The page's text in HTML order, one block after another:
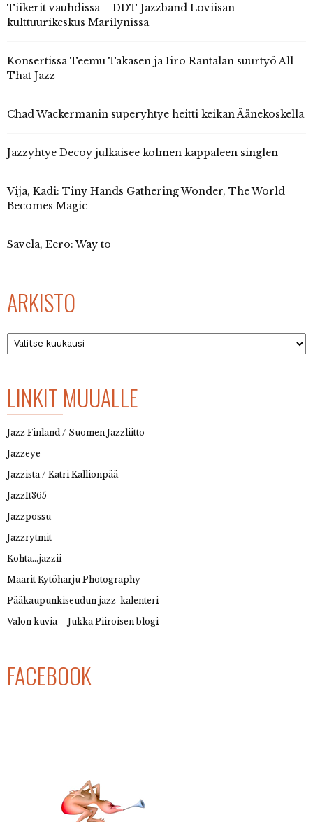
Tiikerit vauhdissa – DDT Jazzband Loviisan
kulttuurikeskus Marilynissa
Konsertissa Teemu Takasen ja Iiro Rantalan suurtyö All
That Jazz
Chad Wackermanin superyhtye heitti keikan Äänekoskella
Jazzyhtye Decoy julkaisee kolmen kappaleen singlen
Vija, Kadi: Tiny Hands Gathering Wonder, The World
Becomes Magic
Savela, Eero: Way to
ARKISTO
Arkisto
LINKIT MUUALLE
Jazz Finland / Suomen Jazzliitto
Jazzeye
Jazzista / Katri Kallionpää
JazzIt365
Jazzpossu
Jazzrytmit
Kohta…jazzii
Maarit Kytöharju Photography
Pääkaupunkiseudun jazz-kalenteri
Valon kuvia – Jukka Piiroisen blogi
FACEBOOK